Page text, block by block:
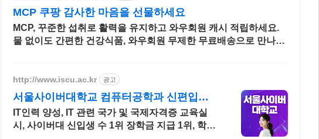
MCP 쿠팡 감사한 마음을 선물하세요
MCP, 꾸준한 섭취로 활력을 유지하고 와우회원 캐시 적립하세요.
물 없이도 간편한 건강식품, 와우회원 무제한 무료배송으로 만나보
http://www.iscu.ac.kr 광고
서울사이버대학교 컴퓨터공학과 신편입생
모집 7/27~
IT인력 양성, IT 관련 국가 및 국제자격증 교육실
시, 사이버대 신입생 수 1위 장학금 지급 1위, 학사